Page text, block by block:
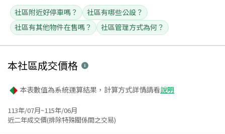
社區附近好停車嗎？
社區有哪些公設？
社區有其他物件在售嗎？
社區管理方式為何？
本社區成交價格
本表數值為系統運算結果，計算方式詳情請看說明
113年/07月~115年/06月
近二年成交價(排除特殊關係間之交易)